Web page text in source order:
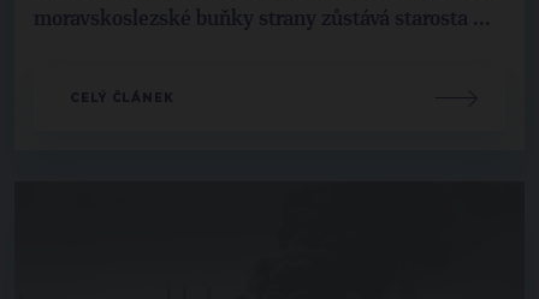
moravskoslezské buňky strany zůstává starosta ...
CELÝ ČLÁNEK